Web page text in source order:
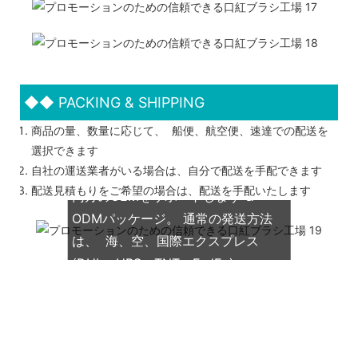
◆◆ PACKING & SHIPPING
商品の量、数量に応じて、 船便、航空便、速達での配送を
選択できます
自社の運送業者がいる場合は、自分で配送を手配できます
配送見積もりをご希望の場合は、配送を手配いたします
両方のOEMをサポートします &
ODMパッケージ。 通常の発送方法
は、 海、空、国際エクスプレス
(DHL、UPS、TNT、FedEx)